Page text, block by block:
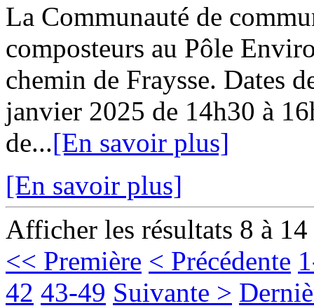
La Communauté de
composteurs au Pôle
chemin de Fraysse. Dates
janvier 2025 de 14h30 à
de...[En savoir plus]
[En savoir plus]
Afficher les résultats 8 à
<< Première < Précédente
42 43-49 Suivante >